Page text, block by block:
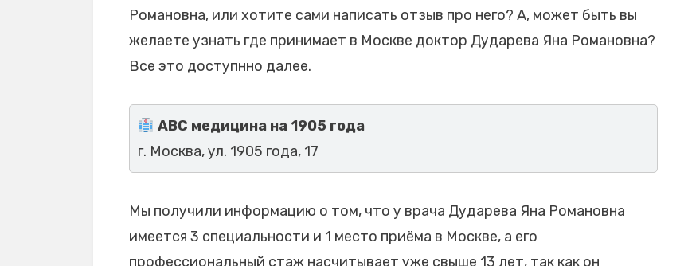
Романовна, или хотите сами написать отзыв про него? А, может быть вы
желаете узнать где принимает в Москве доктор Дударева Яна Романовна?
Все это доступнно далее.
ABC медицина на 1905 года
г. Москва, ул. 1905 года, 17
Мы получили информацию о том, что у врача Дударева Яна Романовна
имеется 3 специальности и 1 место приёма в Москве, а его
профессиональный стаж насчитывает уже свыше 13 лет, так как он